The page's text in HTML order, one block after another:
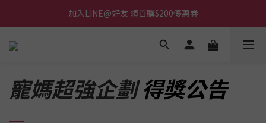
加入LINE@好友 領首購$200優惠券
寵媽超強企劃得獎公告